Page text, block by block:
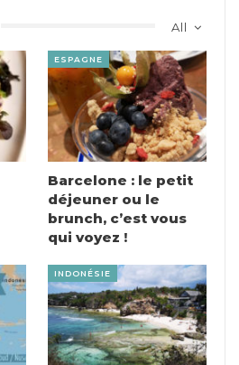
All
ESPAGNE
Barcelone : le petit
déjeuner ou le
brunch, c’est vous
qui voyez !
INDONÉSIE